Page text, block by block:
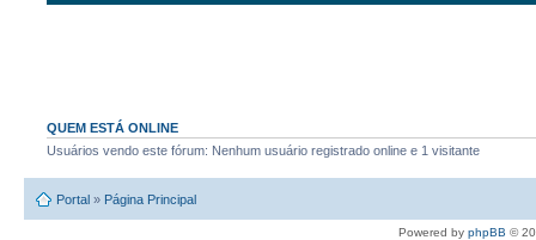
QUEM ESTÁ ONLINE
Usuários vendo este fórum: Nenhum usuário registrado online e 1 visitante
Portal » Página Principal
Powered by phpBB ©